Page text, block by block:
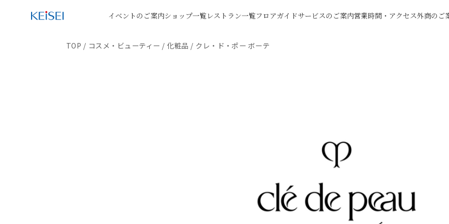
イベントのご案内ショップ一覧レストラン一覧フロアガイドサービスのご案内営業時間・アクセス外商のご
TOP / コスメ・ビューティー /化粧品 / クレ・ド・ポー ボーテ